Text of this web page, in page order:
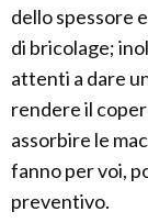
dello spessore
di bricolage;
attenti a dare
rendere il
assorbire le
fanno per voi,
preventivo.